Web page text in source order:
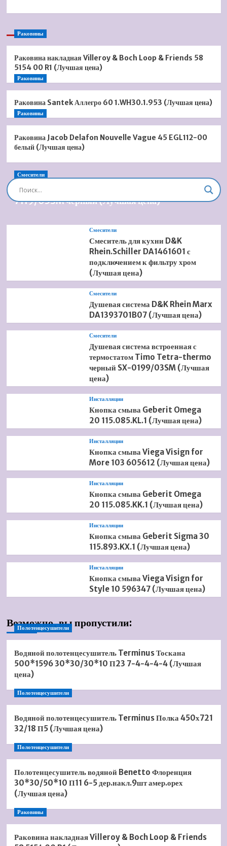
Раковины
Раковина накладная Villeroy & Boch Loop & Friends 58
5154 00 R1 (Лучшая цена)
Раковины
Раковина Santek Аллегро 60 1.WH30.1.953 (Лучшая цена)
Раковины
Раковина Jacob Delafon Nouvelle Vague 45 EGL112-00
белый (Лучшая цена)
Смесители
Душевая система встроенная Timo Briana SX-
7119/03SM черный (Лучшая цена)
Смесители
Смеситель для кухни D&K
Rhein.Schiller DA1461601 с
подключением к фильтру хром
(Лучшая цена)
Смесители
Душевая система D&K Rhein Marx
DA1393701B07 (Лучшая цена)
Смесители
Душевая система встроенная с
термостатом Timo Tetra-thermo
черный SX-0199/03SM (Лучшая
цена)
Инсталляции
Кнопка смыва Geberit Omega
20 115.085.KL.1 (Лучшая цена)
Инсталляции
Кнопка смыва Viega Visign for
More 103 605612 (Лучшая цена)
Инсталляции
Кнопка смыва Geberit Omega
20 115.085.KK.1 (Лучшая цена)
Инсталляции
Кнопка смыва Geberit Sigma 30
115.893.KX.1 (Лучшая цена)
Инсталляции
Кнопка смыва Viega Visign for
Style 10 596347 (Лучшая цена)
Возможно, вы пропустили:
Полотенцесушители
Водяной полотенцесушитель Terminus Тоскана
500*1596 30*30/30*10 П23 7-4-4-4-4 (Лучшая
цена)
Полотенцесушители
Водяной полотенцесушитель Terminus Полка 450х721
32/18 П5 (Лучшая цена)
Полотенцесушители
Полотенцесушитель водяной Benetto Флоренция
30*30/50*10 П11 6-5 дер.накл.9шт амер.орех
(Лучшая цена)
Раковины
Раковина накладная Villeroy & Boch Loop & Friends